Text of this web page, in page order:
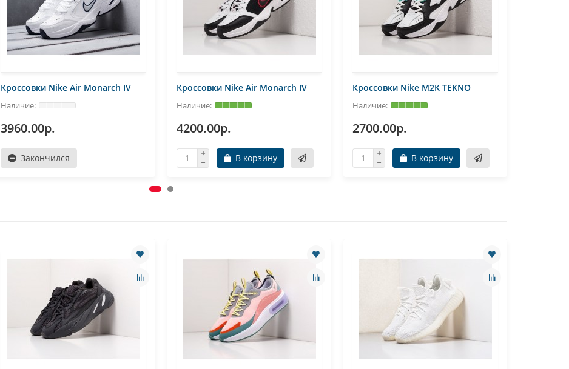
Кроссовки Nike Air Monarch IV
3960.00р.
Закончился
Кроссовки Nike Air Monarch IV
4200.00р.
В корзину
Кроссовки Nike M2K TEKNO
2700.00р.
В корзину